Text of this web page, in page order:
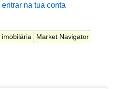
entrar na tua conta
imobilária Market Navigator